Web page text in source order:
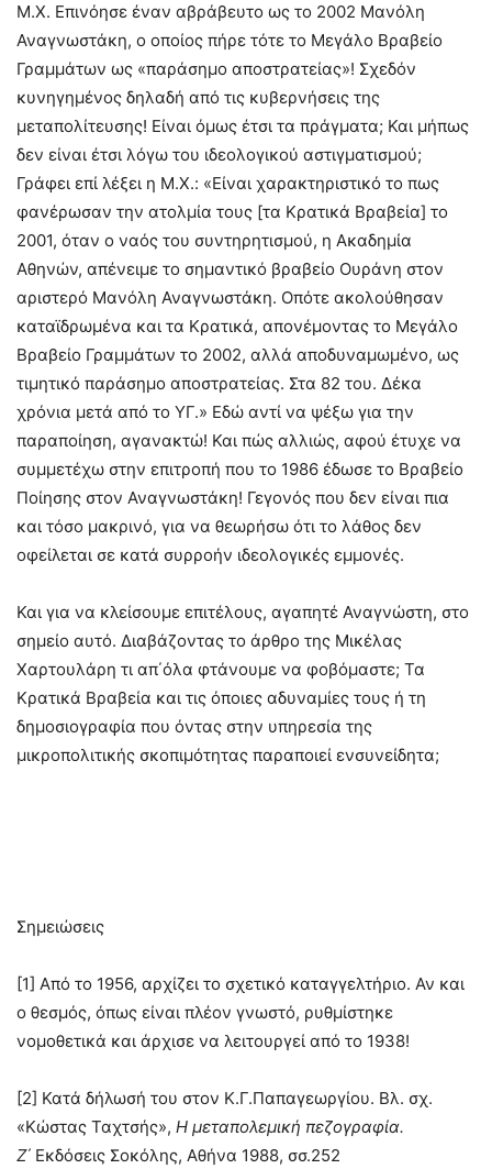
Μ.Χ. Επινόησε έναν αβράβευτο ως το 2002 Μανόλη
Αναγνωστάκη, ο οποίος πήρε τότε το Μεγάλο Βραβείο
Γραμμάτων ως «παράσημο αποστρατείας»! Σχεδόν
κυνηγημένος δηλαδή από τις κυβερνήσεις της
μεταπολίτευσης! Είναι όμως έτσι τα πράγματα; Και μήπως
δεν είναι έτσι λόγω του ιδεολογικού αστιγματισμού;
Γράφει επί λέξει η Μ.Χ.: «Είναι χαρακτηριστικό το πως
φανέρωσαν την ατολμία τους [τα Κρατικά Βραβεία] το
2001, όταν ο ναός του συντηρητισμού, η Ακαδημία
Αθηνών, απένειμε το σημαντικό βραβείο Ουράνη στον
αριστερό Μανόλη Αναγνωστάκη. Οπότε ακολούθησαν
καταϊδρωμένα και τα Κρατικά, απονέμοντας το Μεγάλο
Βραβείο Γραμμάτων το 2002, αλλά αποδυναμωμένο, ως
τιμητικό παράσημο αποστρατείας. Στα 82 του. Δέκα
χρόνια μετά από το ΥΓ.» Εδώ αντί να ψέξω για την
παραποίηση, αγανακτώ! Και πώς αλλιώς, αφού έτυχε να
συμμετέχω στην επιτροπή που το 1986 έδωσε το Βραβείο
Ποίησης στον Αναγνωστάκη! Γεγονός που δεν είναι πια
και τόσο μακρινό, για να θεωρήσω ότι το λάθος δεν
οφείλεται σε κατά συρροήν ιδεολογικές εμμονές.
Και για να κλείσουμε επιτέλους, αγαπητέ Αναγνώστη, στο
σημείο αυτό. Διαβάζοντας το άρθρο της Μικέλας
Χαρτουλάρη τι απ΄όλα φτάνουμε να φοβόμαστε; Τα
Κρατικά Βραβεία και τις όποιες αδυναμίες τους ή τη
δημοσιογραφία που όντας στην υπηρεσία της
μικροπολιτικής σκοπιμότητας παραποιεί ενσυνείδητα;
Σημειώσεις
[1] Από το 1956, αρχίζει το σχετικό καταγγελτήριο. Αν και
ο θεσμός, όπως είναι πλέον γνωστό, ρυθμίστηκε
νομοθετικά και άρχισε να λειτουργεί από το 1938!
[2] Κατά δήλωσή του στον Κ.Γ.Παπαγεωργίου. Βλ. σχ.
«Κώστας Ταχτσής», Η μεταπολεμική πεζογραφία.
Ζ΄ Εκδόσεις Σοκόλης, Αθήνα 1988, σσ.252